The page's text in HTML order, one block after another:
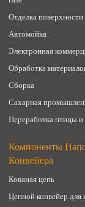
Отделка поверхности
Автомойка
Электронная
Обработка
Сборка
Сахарная
Переработка птицы
Компоненты
Конвейера
Кованая цепь
Цепной конвейер для